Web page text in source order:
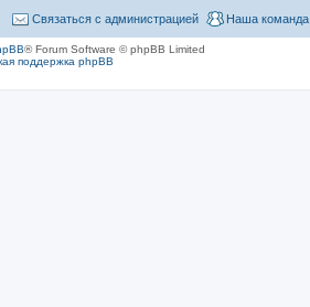
Наша команда
Связаться с администрацией
® Forum Software © phpBB Limited
поддержка phpBB